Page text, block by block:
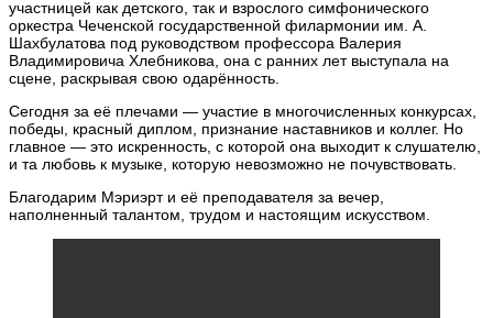
участницей как детского, так и взрослого симфонического
оркестра Чеченской государственной филармонии им. А.
Шахбулатова под руководством профессора Валерия
Владимировича Хлебникова, она с ранних лет выступала на
сцене, раскрывая свою одарённость.
Сегодня за её плечами — участие в многочисленных конкурсах,
победы, красный диплом, признание наставников и коллег. Но
главное — это искренность, с которой она выходит к слушателю,
и та любовь к музыке, которую невозможно не почувствовать.
Благодарим Мэриэрт и её преподавателя за вечер,
наполненный талантом, трудом и настоящим искусством.